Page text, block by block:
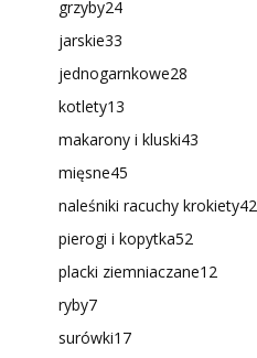
grzyby24
jarskie33
jednogarnkowe28
kotlety13
makarony i kluski43
mięsne45
naleśniki racuchy krokiety42
pierogi i kopytka52
placki ziemniaczane12
ryby7
surówki17